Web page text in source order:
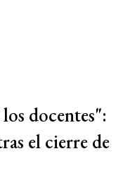
docentes":
el cierre de